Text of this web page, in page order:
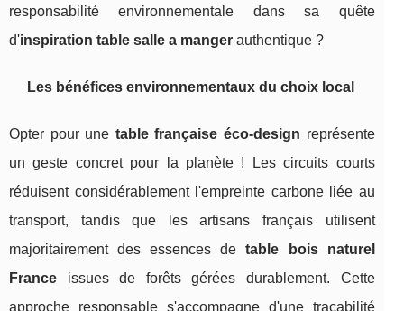
responsabilité environnementale dans sa quête
d'inspiration table salle a manger authentique ?
Les bénéfices environnementaux du choix local
Opter pour une table française éco-design représente
un geste concret pour la planète ! Les circuits courts
réduisent considérablement l'empreinte carbone liée au
transport, tandis que les artisans français utilisent
majoritairement des essences detable bois naturel
France issues de forêts gérées durablement. Cette
approche responsable s'accompagne d'une traçabilité